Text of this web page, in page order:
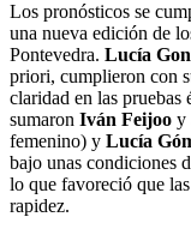
Los pronósticos se
una nueva edición de
Pontevedra. Lucía
priori, cumplieron con
claridad en las pruebas
sumaron Iván Feijoo y
femenino) y Lucía
bajo unas condiciones
lo que favoreció que
rapidez.